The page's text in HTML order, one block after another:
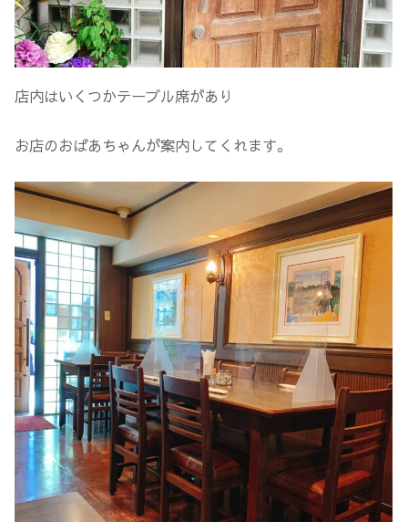
店内はいくつかテーブル席があり
お店のおばあちゃんが案内してくれます。